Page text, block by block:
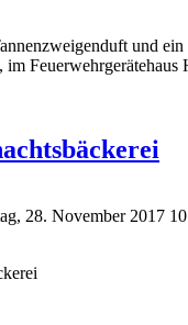
und
Feuerwehrgerätehaus
28. November 2017